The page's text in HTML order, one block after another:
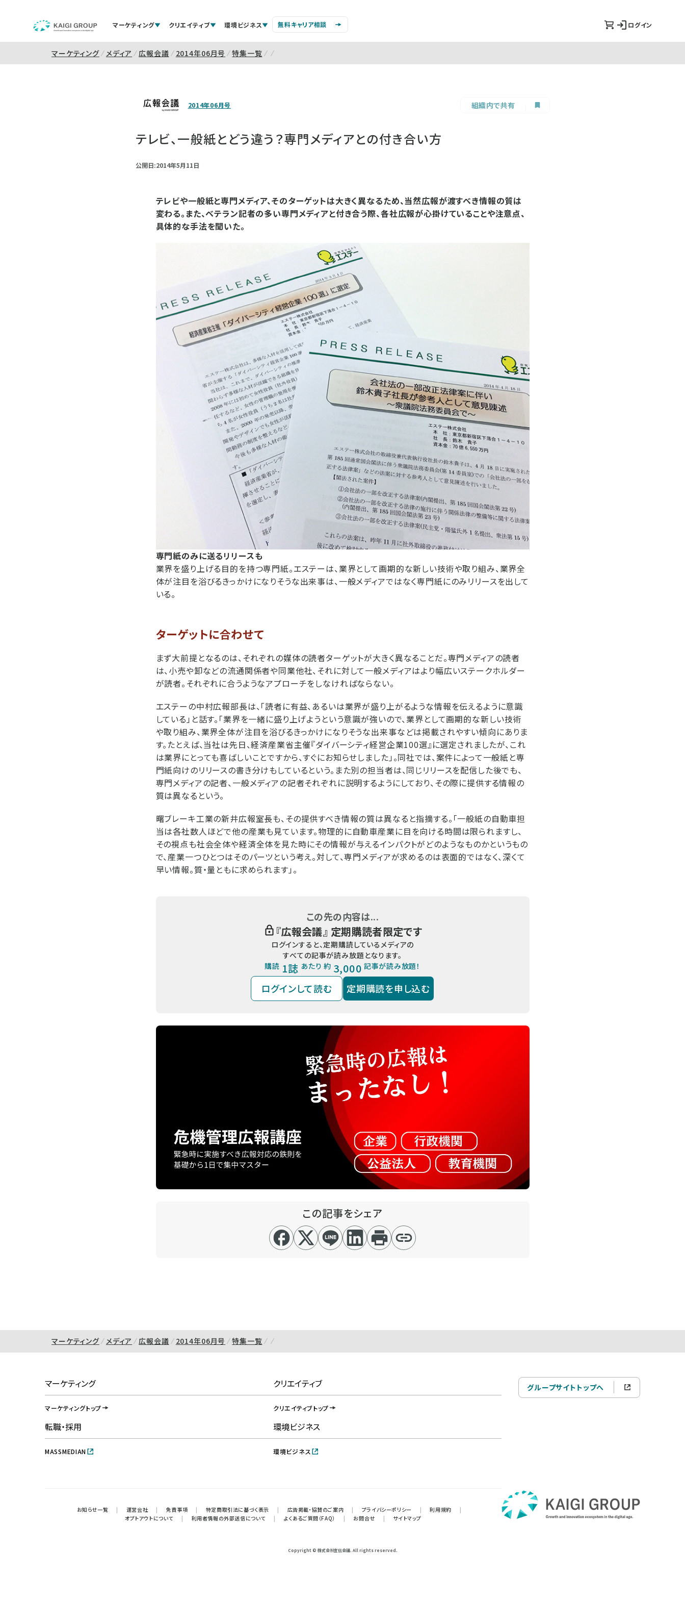
マーケティング クリエイティブ 環境ビジネス 無料キャリア相談 ログイン
マーケティング メディア 広報会議 2014年06月号 特集一覧
2014年06月号 組織内で共有
テレビ、一般紙とどう違う？専門メディアとの付き合い方
公開日:2014年5月11日
テレビや一般紙と専門メディア、そのターゲットは大きく異なるため、当然広報が渡すべき情報の質は
変わる。また、ベテラン記者の多い専門メディアと付き合う際、各社広報が心掛けていることや注意点、
具体的な手法を聞いた。
専門紙のみに送るリリースも
業界を盛り上げる目的を持つ専門紙。エステーは、業界として画期的な新しい技術や取り組み、業界全
体が注目を浴びるきっかけになりそうな出来事は、一般メディアではなく専門紙にのみリリースを出して
いる。
ターゲットに合わせて
まず大前提となるのは、それぞれの媒体の読者ターゲットが大きく異なることだ。専門メディアの読者
は、小売や卸などの流通関係者や同業他社、それに対して一般メディアはより幅広いステークホルダー
が読者。それぞれに合うようなアプローチをしなければならない。
エステーの中村広報部長は、「読者に有益、あるいは業界が盛り上がるような情報を伝えるように意識
している」と話す。「業界を一緒に盛り上げようという意識が強いので、業界として画期的な新しい技術
や取り組み、業界全体が注目を浴びるきっかけになりそうな出来事などは掲載されやすい傾向にありま
す。たとえば、当社は先日、経済産業省主催『ダイバーシティ経営企業100選』に選定されましたが、これ
は業界にとっても喜ばしいことですから、すぐにお知らせしました」。同社では、案件によって一般紙と専
門紙向けのリリースの書き分けもしているという。また別の担当者は、同じリリースを配信した後でも、
専門メディアの記者、一般メディアの記者それぞれに説明するようにしており、その際に提供する情報の
質は異なるという。
曙ブレーキ工業の新井広報室長も、その提供すべき情報の質は異なると指摘する。「一般紙の自動車担
当は各社数人ほどで他の産業も見ています。物理的に自動車産業に目を向ける時間は限られますし、
その視点も社会全体や経済全体を見た時にその情報が与えるインパクトがどのようなものかというもの
で、産業一つひとつはそのパーツという考え。対して、専門メディアが求めるのは表面的ではなく、深くて
早い情報。質・量ともに求められます」。
この先の内容は...
『広報会議』 定期購読者限定です
ログインすると、定期購読しているメディアの
すべての記事が読み放題となります。
購読 1誌 あたり 約 3,000 記事が読み放題！
ログインして読む 定期購読を申し込む
この記事をシェア
マーケティング メディア 広報会議 2014年06月号 特集一覧
マーケティング
マーケティングトップ
クリエイティブ
クリエイティブトップ
転職・採用
MASSMEDIAN
環境ビジネス
環境ビジネス
お知らせ一覧 | 運営会社 | 免責事項 | 特定商取引法に基づく表示 | 広告掲載・協賛のご案内 | プライバシーポリシー | 利用規約
|
オプトアウトについて
| 利用者情報の外部送信について | よくあるご質問（FAQ） | お問合せ | サイトマップ
グループサイトトップへ
Copyright © 株式会社宣伝会議. All rights reserved.